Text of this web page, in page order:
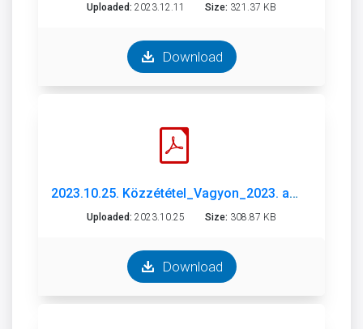
Uploaded: 2023.12.11 Size: 321.37 KB
Download
2023.10.25. Közzététel_Vagyon_2023. augusztus.pdf
Uploaded: 2023.10.25 Size: 308.87 KB
Download